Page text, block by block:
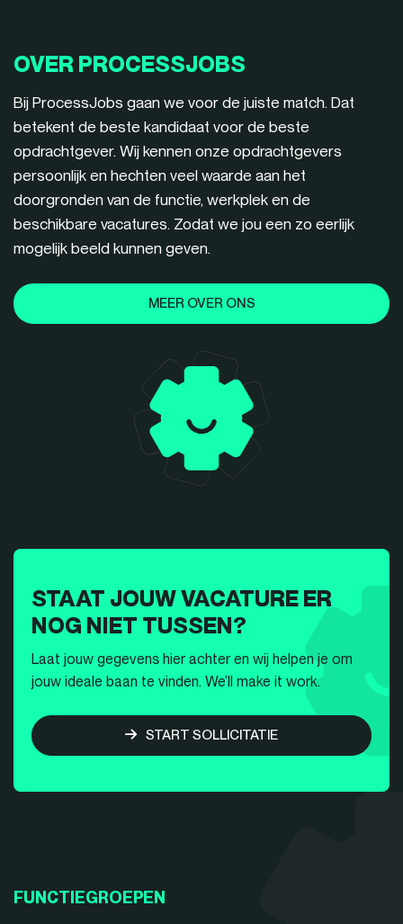
OVER PROCESSJOBS
Bij ProcessJobs gaan we voor de juiste match. Dat
betekent de beste kandidaat voor de beste
opdrachtgever. Wij kennen onze opdrachtgevers
persoonlijk en hechten veel waarde aan het
doorgronden van de functie, werkplek en de
beschikbare vacatures. Zodat we jou een zo eerlijk
mogelijk beeld kunnen geven.
MEER OVER ONS
STAAT JOUW VACATURE ER
NOG NIET TUSSEN?
Laat jouw gegevens hier achter en wij helpen je om
jouw ideale baan te vinden. We’ll make it work.
START SOLLICITATIE
FUNCTIEGROEPEN